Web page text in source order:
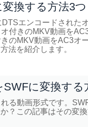
換する方法3つ
エンコードされた
付きのMKV動画を
のMKV動画をAC3オ
法を紹介します。
SWFに変換する
る動画形式です。
？この記事はその変